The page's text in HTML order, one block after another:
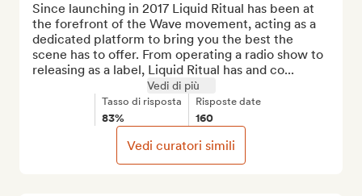
Since launching in 2017 Liquid Ritual has been at
the forefront of the Wave movement, acting as a
dedicated platform to bring you the best the
scene has to offer. From operating a radio show to
releasing as a label, Liquid Ritual has and co...
Vedi di più
Tasso di risposta
83%
Risposte date
160
Vedi curatori simili